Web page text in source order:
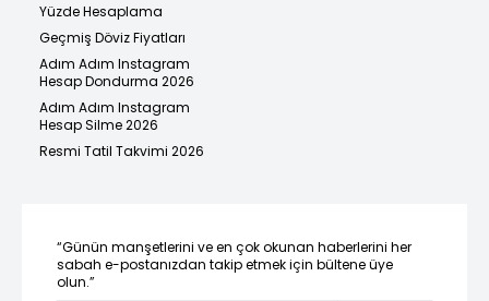
Yüzde Hesaplama
Geçmiş Döviz Fiyatları
Adım Adım Instagram
Hesap Dondurma 2026
Adım Adım Instagram
Hesap Silme 2026
Resmi Tatil Takvimi 2026
“Günün manşetlerini ve en çok okunan haberlerini her
sabah e-postanızdan takip etmek için bültene üye
olun.”